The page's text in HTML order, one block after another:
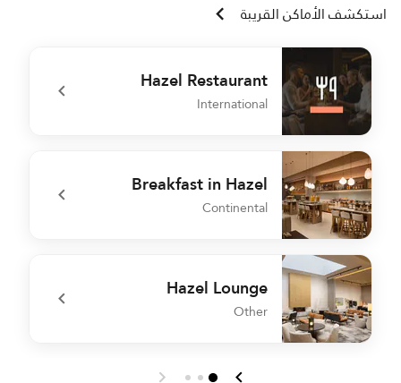
استكشف الأماكن القريبة
Hazel Restaurant
International
undefined Hazel Restaurant
Breakfast in Hazel
Continental
undefined Breakfast in Hazel
Hazel Lounge
Other
undefined Hazel Lounge